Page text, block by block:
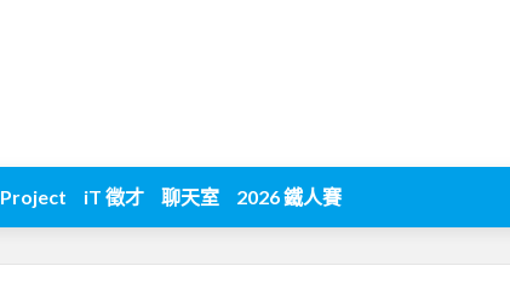
iT 徵才 聊天室 2026 鐵人賽